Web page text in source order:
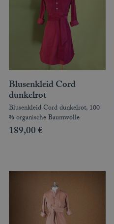
Blusenkleid Cord
dunkelrot
Blusenkleid Cord dunkelrot, 100
% organische Baumwolle
189,00€